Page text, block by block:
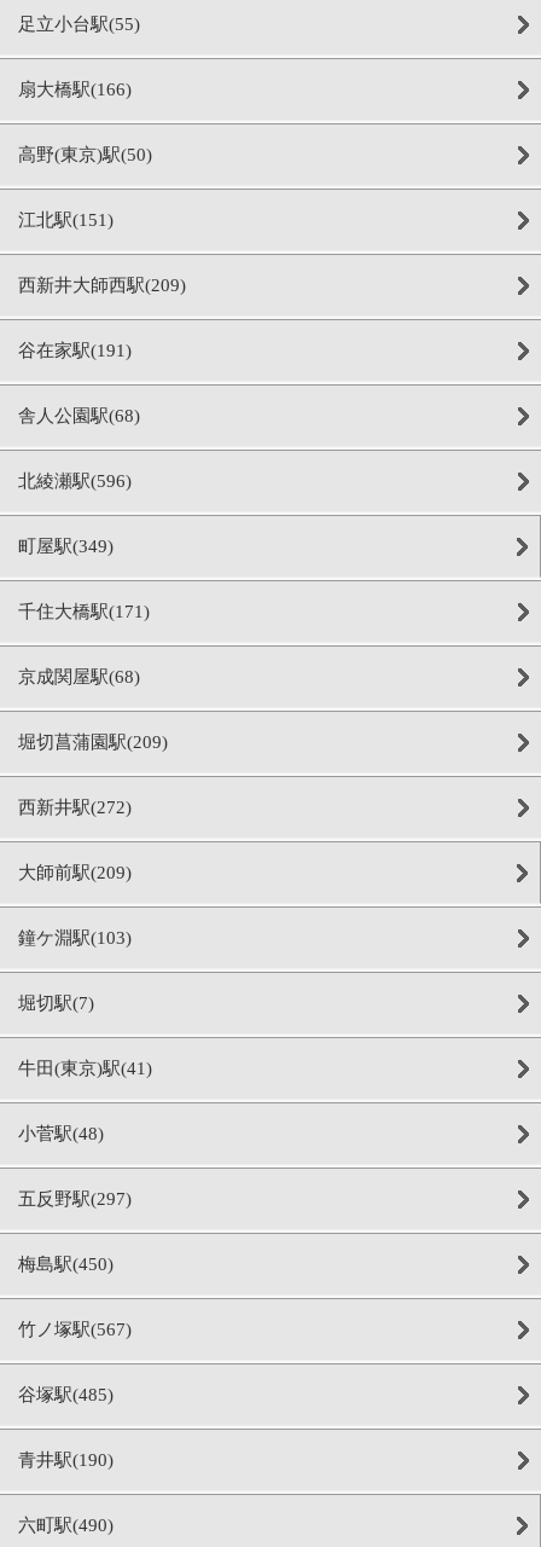
足立小台駅(55)
扇大橋駅(166)
高野(東京)駅(50)
江北駅(151)
西新井大師西駅(209)
谷在家駅(191)
舎人公園駅(68)
北綾瀬駅(596)
町屋駅(349)
千住大橋駅(171)
京成関屋駅(68)
堀切菖蒲園駅(209)
西新井駅(272)
大師前駅(209)
鐘ケ淵駅(103)
堀切駅(7)
牛田(東京)駅(41)
小菅駅(48)
五反野駅(297)
梅島駅(450)
竹ノ塚駅(567)
谷塚駅(485)
青井駅(190)
六町駅(490)